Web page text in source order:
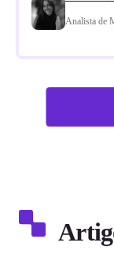
Analista de